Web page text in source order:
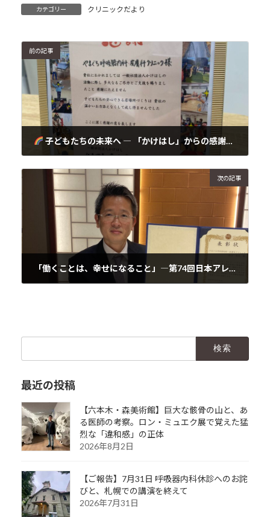
カテゴリー クリニックだより
前の記事
子どもたちの未来へ ― 「かけはし」からの感謝状に寄せて
次の記事
「働くことは、幸せになること」―第74回日本アレルギー学会学術大会での受賞スピーチを終えて―
最近の投稿
【六本木・森美術館】巨大な骸骨の山と、あ
る医師の考察。ロン・ミュエク展で覚えた猛
烈な「違和感」の正体
2026年8月2日
【ご報告】7月31日 呼吸器内科休診へのお詫
びと、札幌での講演を終えて
2026年7月31日